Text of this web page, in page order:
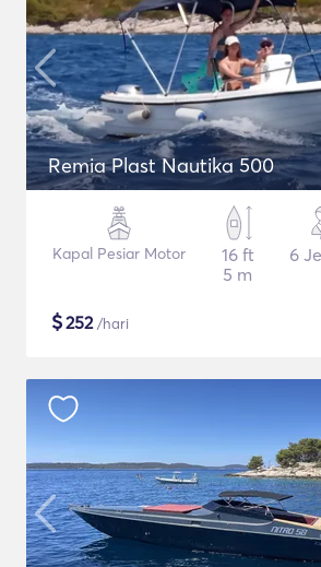
Remia Plast Nautika 500
Kapal Pesiar Motor
16 ft
5 m
6
$252/hari